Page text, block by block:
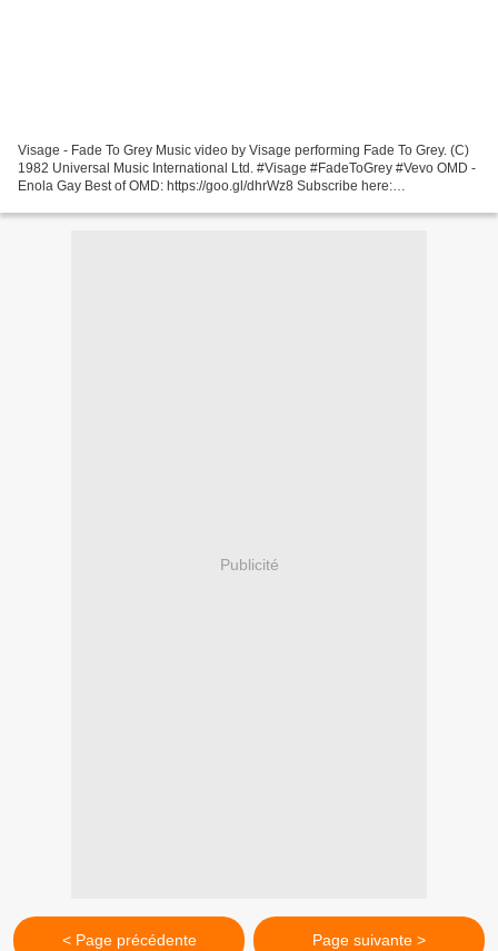
Visage - Fade To Grey Music video by Visage performing Fade To Grey. (C)
1982 Universal Music International Ltd. #Visage #FadeToGrey #Vevo OMD -
Enola Gay Best of OMD: https://goo.gl/dhrWz8 Subscribe here:
Publicité
< Page précédente Page suivante >